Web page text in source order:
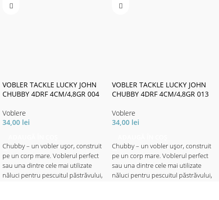
VOBLER TACKLE LUCKY JOHN
CHUBBY 4DRF 4CM/4,8GR 004
Voblere
34,00 lei
Chubby – un vobler ușor, construit
pe un corp mare. Voblerul perfect
sau una dintre cele mai utilizate
năluci pentru pescuitul păstrăvului,
VOBLER TACKLE LUCKY JOHN
CHUBBY 4DRF 4CM/4,8GR 013
Voblere
34,00 lei
Chubby – un vobler ușor, construit
pe un corp mare. Voblerul perfect
sau una dintre cele mai utilizate
năluci pentru pescuitul păstrăvului,